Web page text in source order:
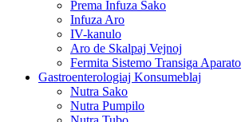
Prema Infuza Sako
Infuza Aro
IV-kanulo
Aro de Skalpaj Vejnoj
Fermita Sistemo Transiga Aparato
Gastroenterologiaj Konsumeblaj
Nutra Sako
Nutra Pumpilo